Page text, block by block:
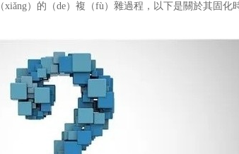
）的（de）複（fù）雜過程，以下是關於其固化